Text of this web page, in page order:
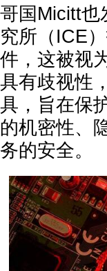
哥国Micitt也
究所（ICE
件，这被视
具有歧视性
具，旨在保
的机密性、
务的安全。